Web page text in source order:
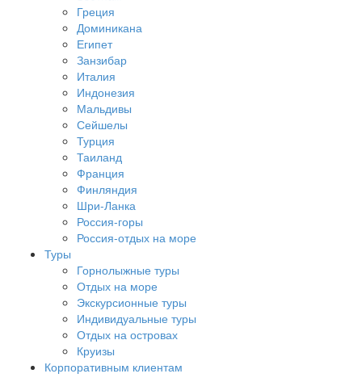
Греция
Доминикана
Египет
Занзибар
Италия
Индонезия
Мальдивы
Сейшелы
Турция
Таиланд
Франция
Финляндия
Шри-Ланка
Россия-горы
Россия-отдых на море
Туры
Горнолыжные туры
Отдых на море
Экскурсионные туры
Индивидуальные туры
Отдых на островах
Круизы
Корпоративным клиентам